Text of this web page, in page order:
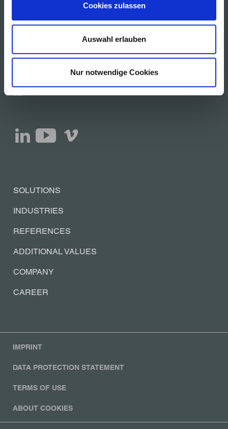
Cookies zulassen
Auswahl erlauben
Nur notwendige Cookies
Acworth, Georgia 30102, USA
Telephone + 1 770 928 1099
SOLUTIONS
INDUSTRIES
REFERENCES
ADDITIONAL VALUES
COMPANY
CAREER
IMPRINT
DATA PROTECTION STATEMENT
TERMS OF USE
ABOUT COOKIES